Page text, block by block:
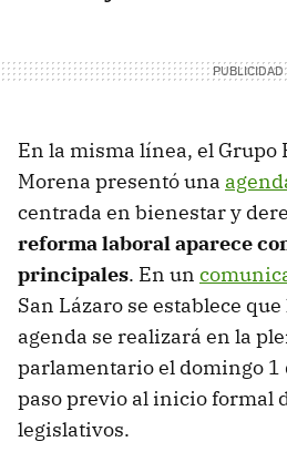
En la misma línea, el Grupo
Morena presentó una
centrada en bienestar y
reforma laboral aparece
principales. En un
San Lázaro se establece
agenda se realizará en la
parlamentario el domingo 1
paso previo al inicio formal
legislativos.